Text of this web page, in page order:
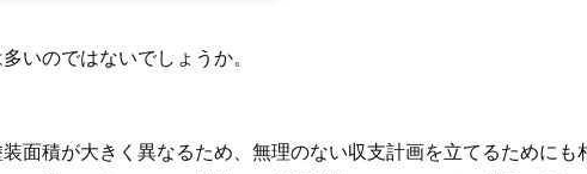
いのではないでしょうか。
面積が大きく異なるため、無理のない収支計画を立てるためにも